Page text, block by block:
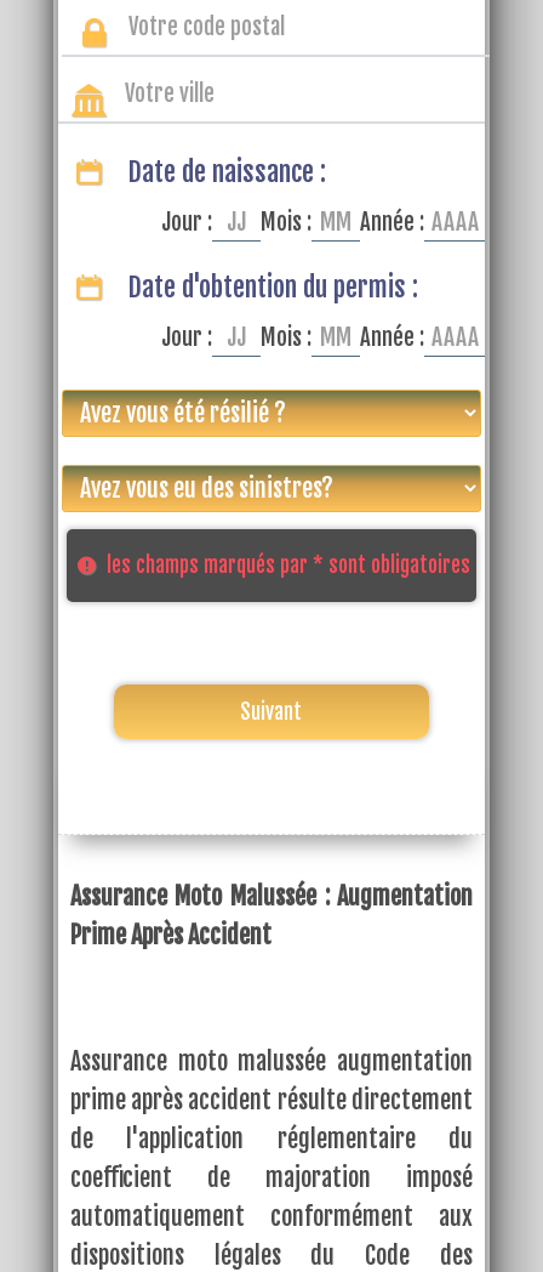
Date de naissance :
Jour : Mois : Année :
Date d'obtention du permis :
Jour : Mois : Année :
les champs marqués par * sont obligatoires
Suivant
Assurance Moto Malussée : Augmentation
Prime Après Accident
Assurance moto malussée augmentation
prime après accident résulte directement
de l'application réglementaire du
coefficient de majoration imposé
automatiquement conformément aux
dispositions légales du Code des